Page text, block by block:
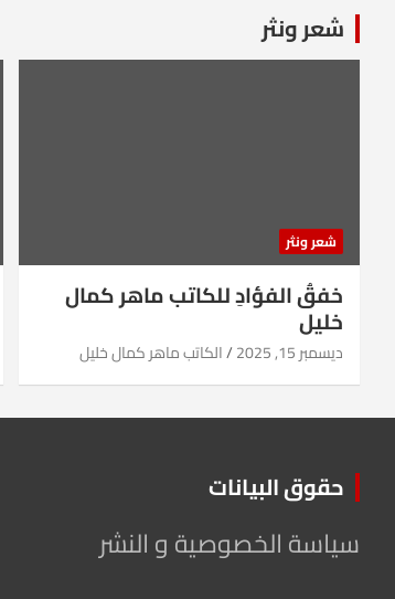
شعر ونثر
شعر ونثر
خفقُ الفؤادِ للكاتب ماهر كمال
خليل
ديسمبر 15, 2025 الكاتب ماهر كمال خليل
حقوق البيانات
سياسة الخصوصية و النشر